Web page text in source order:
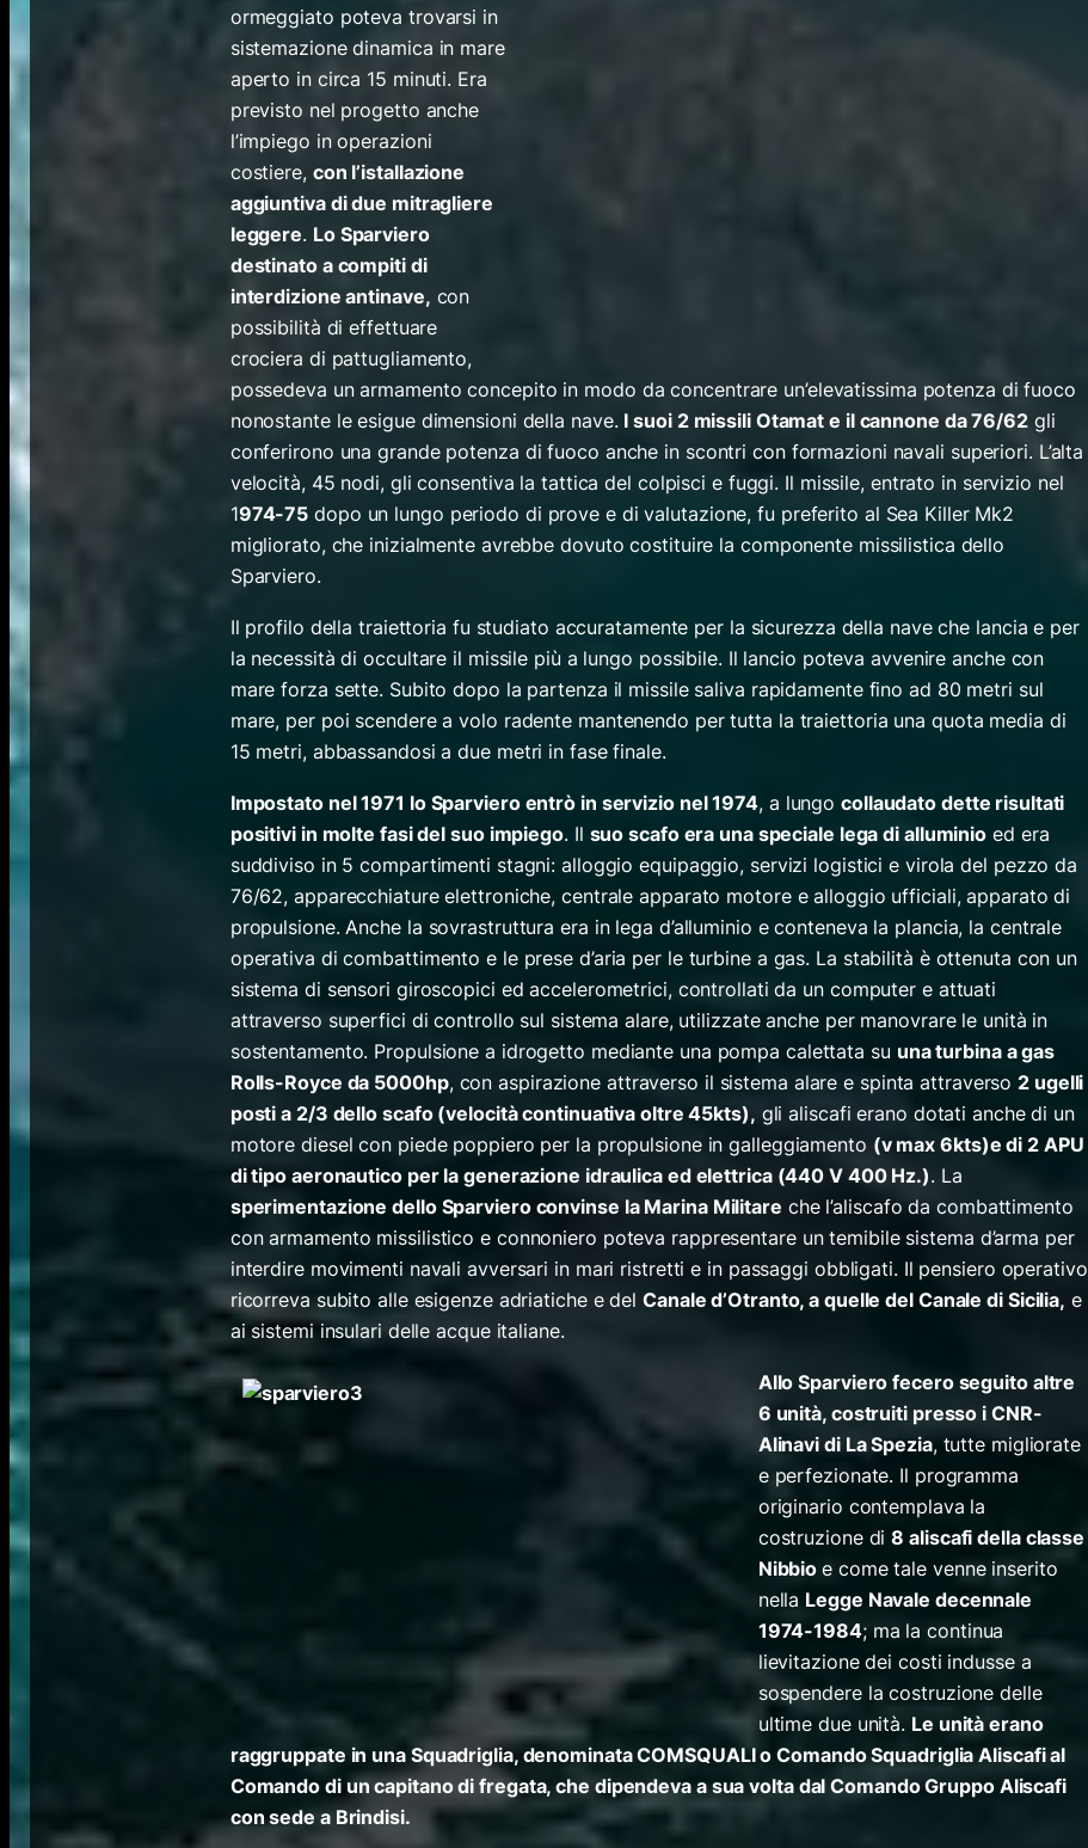
ormeggiato poteva trovarsi in
sistemazione dinamica in mare
aperto in circa 15 minuti. Era
previsto nel progetto anche
l’impiego in operazioni
costiere, con l’istallazione
aggiuntiva di due mitragliere
leggere. Lo Sparviero
destinato a compiti di
interdizione antinave, con
possibilità di effettuare
crociera di pattugliamento,
possedeva un armamento concepito in modo da concentrare un’elevatissima potenza di fuoco
nonostante le esigue dimensioni della nave. I suoi 2 missili Otamat e il cannone da 76/62gli
conferirono una grande potenza di fuoco anche in scontri con formazioni navali superiori. L’alta
velocità, 45 nodi, gli consentiva la tattica del colpisci e fuggi. Il missile, entrato in servizio nel
1974-75 dopo un lungo periodo di prove e di valutazione, fu preferito al Sea Killer Mk2
migliorato, che inizialmente avrebbe dovuto costituire la componente missilistica dello
Sparviero.
Il profilo della traiettoria fu studiato accuratamente per la sicurezza della nave che lancia e per
la necessità di occultare il missile più a lungo possibile. Il lancio poteva avvenire anche con
mare forza sette. Subito dopo la partenza il missile saliva rapidamente fino ad 80 metri sul
mare, per poi scendere a volo radente mantenendo per tutta la traiettoria una quota media di
15 metri, abbassandosi a due metri in fase finale.
Impostato nel 1971 lo Sparviero entrò in servizio nel 1974, a lungo collaudato dette risultati
positivi in molte fasi del suo impiego. Il suo scafo era una speciale lega di alluminio ed era
suddiviso in 5 compartimenti stagni: alloggio equipaggio, servizi logistici e virola del pezzo da
76/62, apparecchiature elettroniche, centrale apparato motore e alloggio ufficiali, apparato di
propulsione. Anche la sovrastruttura era in lega d’alluminio e conteneva la plancia, la centrale
operativa di combattimento e le prese d’aria per le turbine a gas. La stabilità è ottenuta con un
sistema di sensori giroscopici ed accelerometrici, controllati da un computer e attuati
attraverso superfici di controllo sul sistema alare, utilizzate anche per manovrare le unità in
sostentamento. Propulsione a idrogetto mediante una pompa calettata su una turbina a gas
Rolls-Royce da 5000hp, con aspirazione attraverso il sistema alare e spinta attraverso2 ugelli
posti a 2/3 dello scafo (velocità continuativa oltre 45kts), gli aliscafi erano dotati anche di un
motore diesel con piede poppiero per la propulsione in galleggiamento (v max 6kts)e di 2 APU
di tipo aeronautico per la generazione idraulica ed elettrica (440 V 400 Hz.). La
sperimentazione dello Sparviero convinse la Marina Militare che l’aliscafo da combattimento
con armamento missilistico e connoniero poteva rappresentare un temibile sistema d’arma per
interdire movimenti navali avversari in mari ristretti e in passaggi obbligati. Il pensiero operativo
ricorreva subito alle esigenze adriatiche e del Canale d’Otranto, a quelle del Canale di Sicilia, e
ai sistemi insulari delle acque italiane.
Allo Sparviero fecero seguito altre
6 unità, costruiti presso i CNR-
Alinavi di La Spezia, tutte migliorate
e perfezionate. Il programma
originario contemplava la
costruzione di8 aliscafi della classe
Nibbioe come tale venne inserito
nella Legge Navale decennale
1974-1984; ma la continua
lievitazione dei costi indusse a
sospendere la costruzione delle
ultime due unità. Le unità erano
raggruppate in una Squadriglia, denominata COMSQUALI o Comando Squadriglia Aliscafi al
Comando di un capitano di fregata, che dipendeva a sua volta dal Comando Gruppo Aliscafi
con sede a Brindisi.